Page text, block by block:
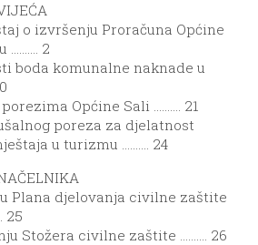
o izvršenju Proračuna Općine
………. 2
boda komunalne naknade u
Općine Sali ………. 21
poreza za djelatnost
u turizmu ………. 24
Plana djelovanja civilne zaštite
25
Stožera civilne zaštite ………. 26